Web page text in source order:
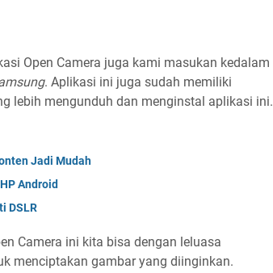
Open Camera juga kami masukan kedalam
. Aplikasi ini juga sudah memiliki
lebih mengunduh dan menginstal aplikasi ini.
Jadi Mudah
Android
DSLR
Camera ini kita bisa dengan leluasa
menciptakan gambar yang diinginkan.